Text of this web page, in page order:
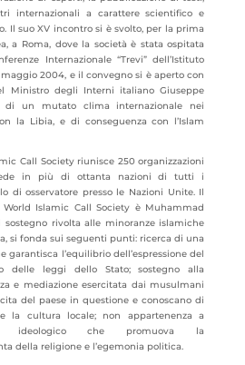
internazionali a carattere scientifico e
Il suo XV incontro si è svolto, per la prima
a Roma, dove la società è stata ospitata
Internazionale “Trevi” dell’Istituto
maggio 2004, e il convegno si è aperto con
Ministro degli Interni italiano Giuseppe
di un mutato clima internazionale nei
la Libia, e di conseguenza con l’Islam
Call Society riunisce 250 organizzazioni
in più di ottanta nazioni di tutti i
di osservatore presso le Nazioni Unite. Il
Islamic Call Society è Muhammad
sostegno rivolta alle minoranze islamiche
si fonda sui seguenti punti: ricerca di una
l’equilibrio dell’espressione del
delle leggi dello Stato; sostegno alla
e mediazione esercitata dai musulmani
del paese in questione e conoscano di
la cultura locale; non appartenenza a
ideologico che promuova la
della religione e l’egemonia politica.